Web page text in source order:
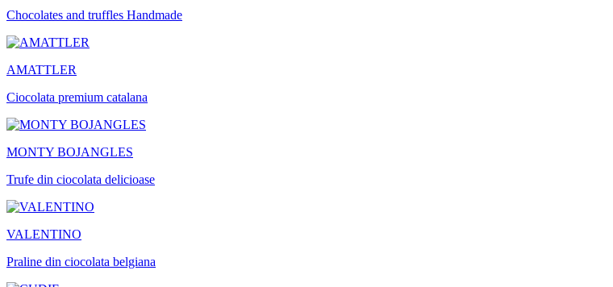
Chocolates and truffles Handmade
AMATTLER
Ciocolata premium catalana
MONTY BOJANGLES
Trufe din ciocolata delicioase
VALENTINO
Praline din ciocolata belgiana